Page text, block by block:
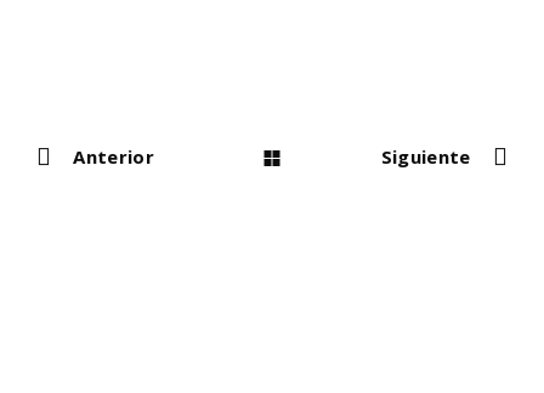
Anterior Siguiente